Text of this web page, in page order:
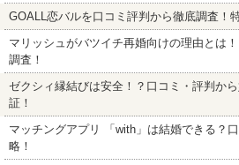
GOALL恋バルを口コミ評判から徹底調査！
マリッシュがバツイチ再婚向けの理由とは
調査！
ゼクシィ縁結びは安全！？口コミ・評判か
証！
マッチングアプリ 「with」は結婚できる？
略！